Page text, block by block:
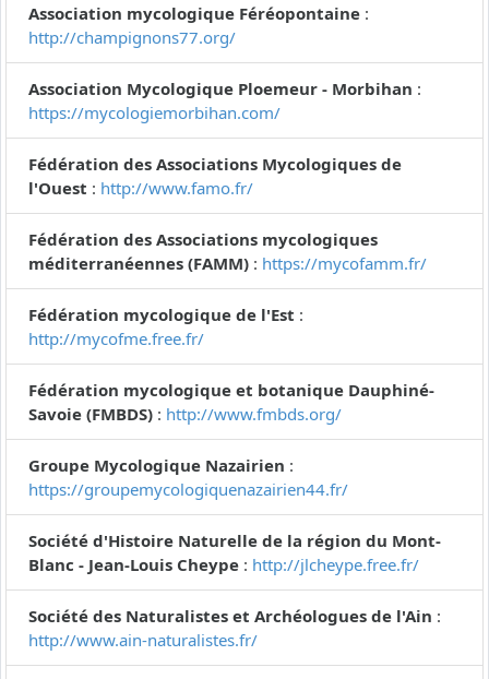
Association mycologique Féréopontaine :
http://champignons77.org/
Association Mycologique Ploemeur - Morbihan :
https://mycologiemorbihan.com/
Fédération des Associations Mycologiques de
l'Ouest : http://www.famo.fr/
Fédération des Associations mycologiques
méditerranéennes (FAMM) : https://mycofamm.fr/
Fédération mycologique de l'Est :
http://mycofme.free.fr/
Fédération mycologique et botanique Dauphiné-
Savoie (FMBDS) : http://www.fmbds.org/
Groupe Mycologique Nazairien :
https://groupemycologiquenazairien44.fr/
Société d'Histoire Naturelle de la région du Mont-
Blanc - Jean-Louis Cheype : http://jlcheype.free.fr/
Société des Naturalistes et Archéologues de l'Ain :
http://www.ain-naturalistes.fr/